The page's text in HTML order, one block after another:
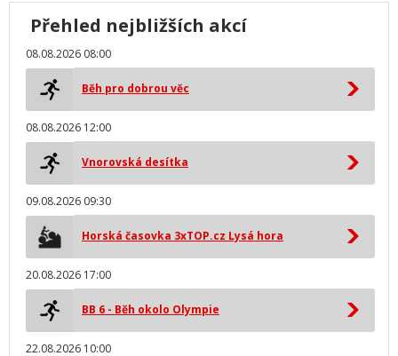
Přehled nejbližších akcí
08.08.2026 08:00
Běh pro dobrou věc
08.08.2026 12:00
Vnorovská desítka
09.08.2026 09:30
Horská časovka 3xTOP.cz Lysá hora
20.08.2026 17:00
BB 6 - Běh okolo Olympie
22.08.2026 10:00